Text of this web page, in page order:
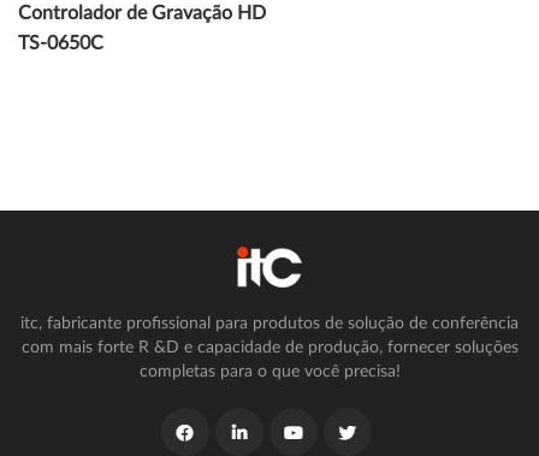
Controlador de Gravação HD
TS-0650C
itc, fabricante profissional para produtos de solução de conferência
com mais forte R &D e capacidade de produção, fornecer soluções
completas para o que você precisa!